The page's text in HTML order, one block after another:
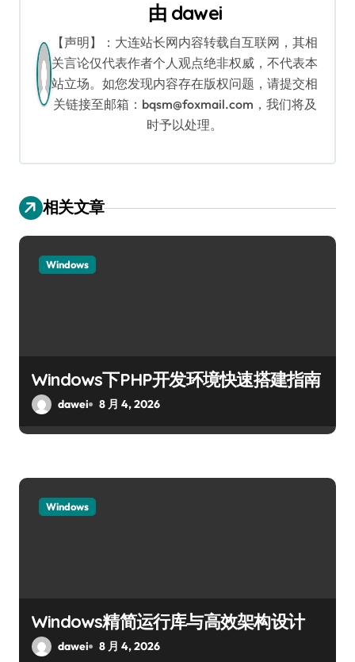
由 dawei
【声明】：大连站长网内容转载自互联网，其相
关言论仅代表作者个人观点绝非权威，不代表本
站立场。如您发现内容存在版权问题，请提交相
关链接至邮箱：bqsm@foxmail.com，我们将及
时予以处理。
相关文章
Windows
Windows下PHP开发环境快速搭建指南
dawei 8 月 4, 2026
Windows
Windows精简运行库与高效架构设计
dawei 8 月 4, 2026